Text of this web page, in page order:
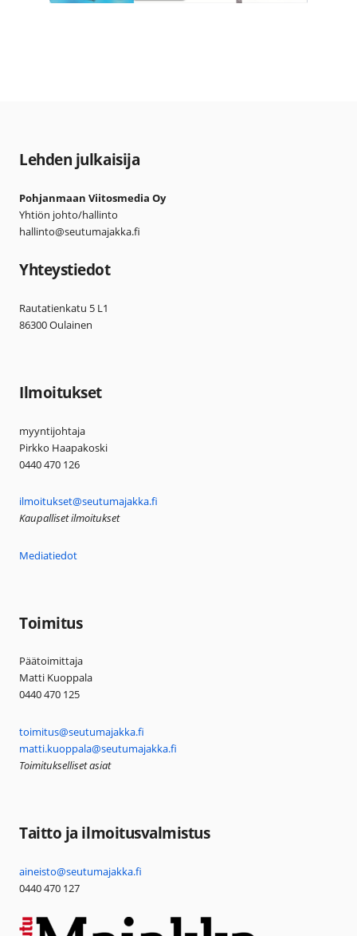
Lehden julkaisija
Pohjanmaan Viitosmedia Oy
Yhtiön johto/hallinto
hallinto@seutumajakka.fi
Yhteystiedot
Rautatienkatu 5 L1
86300 Oulainen
Ilmoitukset
myyntijohtaja
Pirkko Haapakoski
0440 470 126
ilmoitukset@seutumajakka.fi
Kaupalliset ilmoitukset
Mediatiedot
Toimitus
Päätoimittaja
Matti Kuoppala
0440 470 125
toimitus@seutumajakka.fi
matti.kuoppala@seutumajakka.fi
Toimitukselliset asiat
Taitto ja ilmoitusvalmistus
aineisto@seutumajakka.fi
0440 470 127